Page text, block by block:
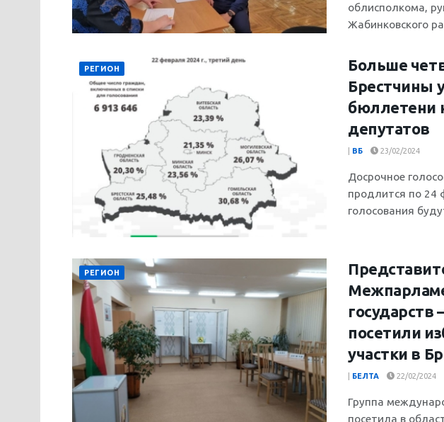
облисполкома,
Жабинковского
РЕГИОН
Больше
Брестчины
бюллетени
депутатов
ВБ 23/02/2024
Досрочное
продлится по 24
голосования
РЕГИОН
государств
посетили
участки в
БЕЛТА 22/02/2024
Группа
посетила в